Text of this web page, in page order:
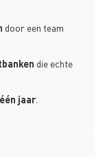
door een team
die echte
jaar